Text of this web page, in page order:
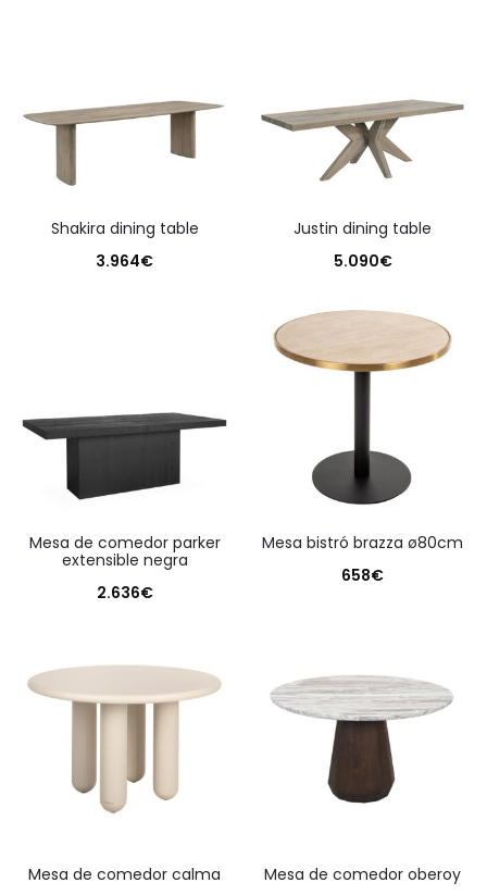
shakira dining table
3.964€
justin dining table
5.090€
mesa de comedor parker
extensible negra
2.636€
mesa bistró brazza ø80cm
658€
mesa de comedor calma
mesa de comedor oberoy